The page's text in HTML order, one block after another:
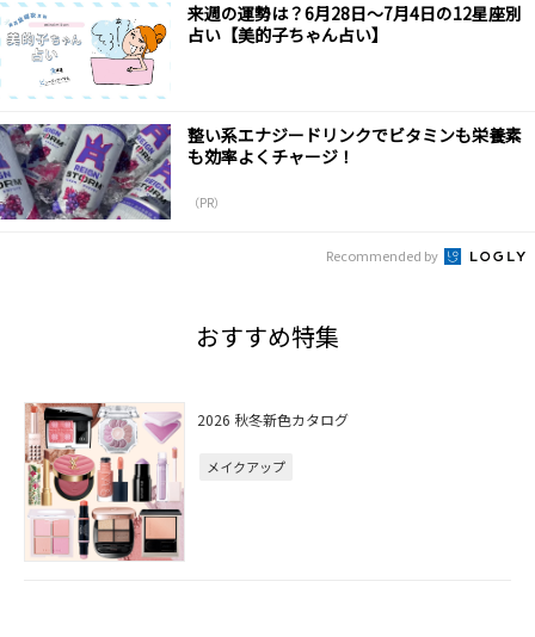
来週の運勢は？6月28日～7月4日の12星座別
占い【美的子ちゃん占い】
整い系エナジードリンクでビタミンも栄養素
も効率よくチャージ！
（PR）
Recommended by
おすすめ特集
2026 秋冬新色カタログ
メイクアップ